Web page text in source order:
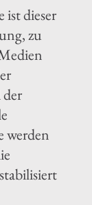
ist dieser
zu
werden